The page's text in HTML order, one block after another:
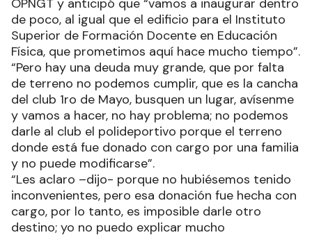
de poco, al igual que el edificio para el Instituto
Superior de Formación Docente en Educación
Física, que prometimos aquí hace mucho tiempo”.
“Pero hay una deuda muy grande, que por falta
de terreno no podemos cumplir, que es la cancha
del club 1ro de Mayo, busquen un lugar, avísenme
y vamos a hacer, no hay problema; no podemos
darle al club el polideportivo porque el terreno
donde está fue donado con cargo por una familia
y no puede modificarse”.
“Les aclaro –dijo- porque no hubiésemos tenido
inconvenientes, pero esa donación fue hecha con
cargo, por lo tanto, es imposible darle otro
destino; yo no puedo explicar mucho